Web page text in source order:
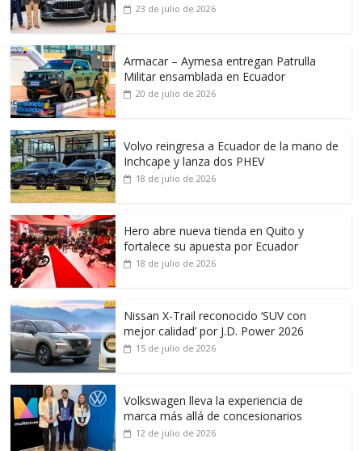
23 de julio de 2026
Armacar – Aymesa entregan Patrulla
Militar ensamblada en Ecuador
20 de julio de 2026
Volvo reingresa a Ecuador de la mano de
Inchcape y lanza dos PHEV
18 de julio de 2026
Hero abre nueva tienda en Quito y
fortalece su apuesta por Ecuador
18 de julio de 2026
Nissan X-Trail reconocido ‘SUV con
mejor calidad’ por J.D. Power 2026
15 de julio de 2026
Volkswagen lleva la experiencia de
marca más allá de concesionarios
12 de julio de 2026